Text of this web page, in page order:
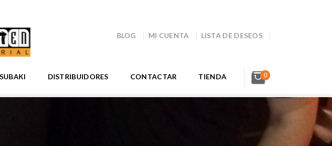
BLOG MI CUENTA LISTA DE DESEOS
DISTRIBUIDORES CONTACTAR TIENDA 0